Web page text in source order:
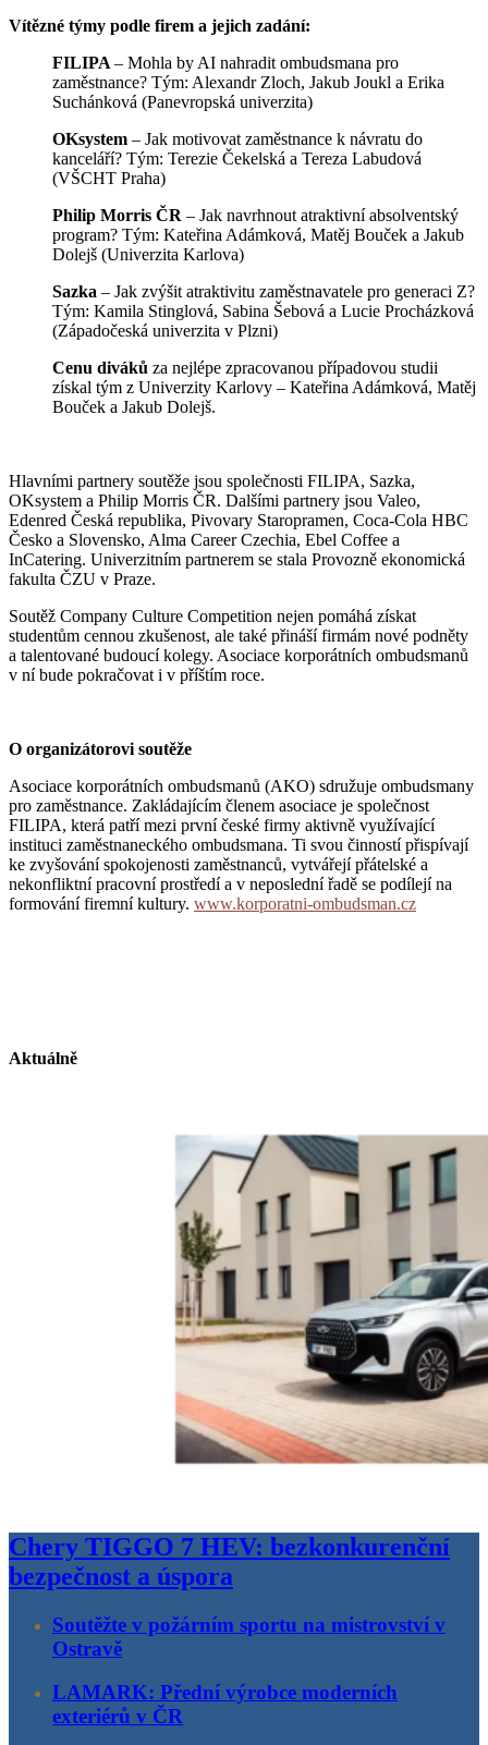
Vítězné týmy podle firem a jejich zadání:
FILIPA– Mohla by AI nahradit ombudsmana pro
zaměstnance? Tým: Alexandr Zloch, Jakub Joukl a Erika
Suchánková (Panevropská univerzita)
OKsystem – Jak motivovat zaměstnance k návratu do
kanceláří? Tým: Terezie Čekelská a Tereza Labudová
(VŠCHT Praha)
Philip Morris ČR – Jak navrhnout atraktivní absolventský
program? Tým: Kateřina Adámková, Matěj Bouček a Jakub
Dolejš (Univerzita Karlova)
Sazka – Jak zvýšit atraktivitu zaměstnavatele pro generaci Z?
Tým: Kamila Stinglová, Sabina Šebová a Lucie Procházková
(Západočeská univerzita v Plzni)
Cenu diváků za nejlépe zpracovanou případovou studii
získal tým z Univerzity Karlovy – Kateřina Adámková, Matěj
Bouček a Jakub Dolejš.
Hlavními partnery soutěže jsou společnosti FILIPA, Sazka,
OKsystem a Philip Morris ČR. Dalšími partnery jsou Valeo,
Edenred Česká republika, Pivovary Staropramen, Coca-Cola HBC
Česko a Slovensko, Alma Career Czechia, Ebel Coffee a
InCatering. Univerzitním partnerem se stala Provozně ekonomická
fakulta ČZU v Praze.
Soutěž Company Culture Competition nejen pomáhá získat
studentům cennou zkušenost, ale také přináší firmám nové podněty
a talentované budoucí kolegy. Asociace korporátních ombudsmanů
v ní bude pokračovat i v příštím roce.
O organizátorovi soutěže
Asociace korporátních ombudsmanů (AKO) sdružuje ombudsmany
pro zaměstnance. Zakládajícím členem asociace je společnost
FILIPA, která patří mezi první české firmy aktivně využívající
instituci zaměstnaneckého ombudsmana. Ti svou činností přispívají
ke zvyšování spokojenosti zaměstnanců, vytvářejí přátelské a
nekonfliktní pracovní prostředí a v neposlední řadě se podílejí na
formování firemní kultury. www.korporatni-ombudsman.cz
Aktuálně
Chery TIGGO 7 HEV: bezkonkurenční
bezpečnost a úspora
Soutěžte v požárním sportu na mistrovství v
Ostravě
LAMARK: Přední výrobce moderních
exteriérů v ČR